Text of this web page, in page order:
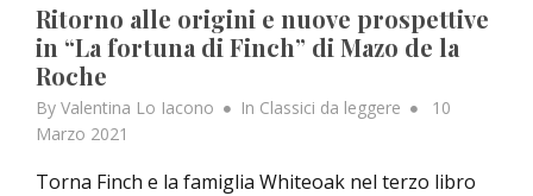
Ritorno alle origini e nuove prospettive
in “La fortuna di Finch” di Mazo de la
Roche
By Valentina Lo Iacono In Classici da leggere
Posted
10
Marzo 2021
Torna Finch e la famiglia Whiteoak nel terzo libro